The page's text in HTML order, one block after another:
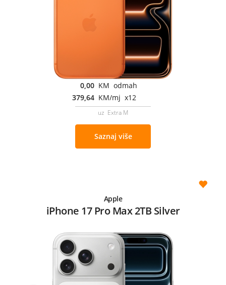
0,00 KM odmah
379,64 KM/mj x12
uz Extra M
Saznaj više
Apple
iPhone 17 Pro Max 2TB Silver